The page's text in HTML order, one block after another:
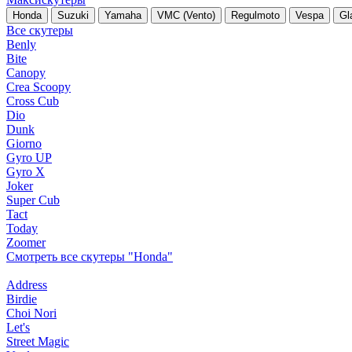
Honda Suzuki Yamaha VMC (Vento) Regulmoto Vespa
Все скутеры
Benly
Bite
Canopy
Crea Scoopy
Cross Cub
Dio
Dunk
Giorno
Gyro UP
Gyro X
Joker
Super Cub
Tact
Today
Zoomer
Смотреть все скутеры "Honda"
Address
Birdie
Choi Nori
Let's
Street Magic